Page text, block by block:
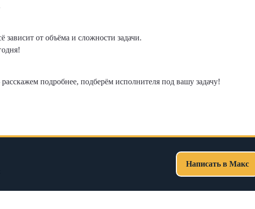
зависит от объёма и сложности задачи.
подробнее, подберём исполнителя под вашу задачу!
Написать в Макс